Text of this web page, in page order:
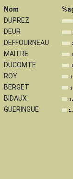
Nom
DUPREZ
DEUR
DEFFOURNEAU
MAITRE
DUCOMTE
ROY
BERGET
BIDAUX
GUERINGUE